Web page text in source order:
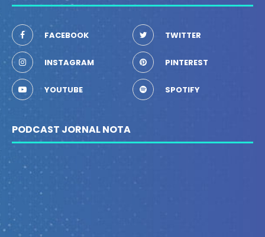
FACEBOOK TWITTER
INSTAGRAM PINTEREST
YOUTUBE SPOTIFY
PODCAST JORNAL NOTA